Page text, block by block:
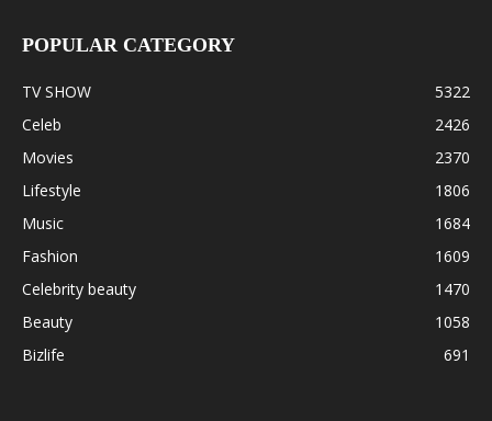
POPULAR CATEGORY
TV SHOW
5322
Celeb
2426
Movies
2370
Lifestyle
1806
Music
1684
Fashion
1609
Celebrity beauty
1470
Beauty
1058
Bizlife
691